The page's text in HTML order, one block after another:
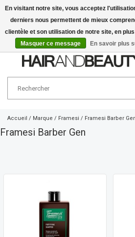
Accueil / Marque / Framesi / Framesi Barber
Framesi Barber Gen
En visitant notre site, vous acceptez
derniers nous permettent de mieux
clientèle et son utilisation de notre site, en
Masquer ce message
En savoir plus